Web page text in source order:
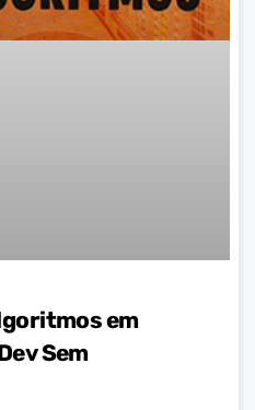
em
Sem